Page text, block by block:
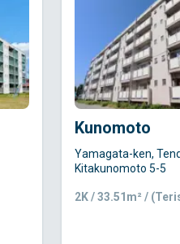
Kunomoto
Yamagata-ken,
Kitakunomoto 5-5
2K / 33.51m² /